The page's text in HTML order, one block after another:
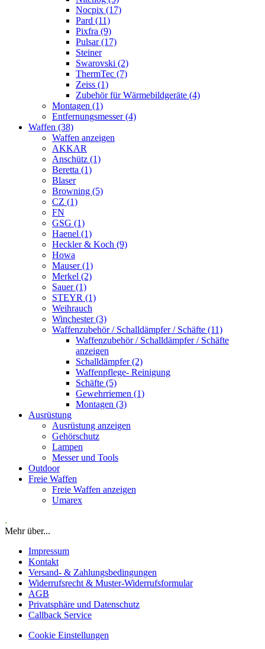
Nocpix (17)
Pard (11)
Pixfra (9)
Pulsar (17)
Steiner
Swarovski (2)
ThermTec (7)
Zeiss (1)
Zubehör für Wärmebildgeräte (4)
Montagen (1)
Entfernungsmesser (4)
Waffen (38)
Waffen anzeigen
AKKAR
Anschütz (1)
Beretta (1)
Blaser
Browning (5)
CZ (1)
FN
GSG (1)
Haenel (1)
Heckler & Koch (9)
Howa
Mauser (1)
Merkel (2)
Sauer (1)
STEYR (1)
Weihrauch
Winchester (3)
Waffenzubehör / Schalldämpfer / Schäfte (11)
Waffenzubehör / Schalldämpfer / Schäfte
anzeigen
Schalldämpfer (2)
Waffenpflege- Reinigung
Schäfte (5)
Gewehrriemen (1)
Montagen (3)
Ausrüstung
Ausrüstung anzeigen
Gehörschutz
Lampen
Messer und Tools
Outdoor
Freie Waffen
Freie Waffen anzeigen
Umarex
.
Mehr über...
Impressum
Kontakt
Versand- & Zahlungsbedingungen
Widerrufsrecht & Muster-Widerrufsformular
AGB
Privatsphäre und Datenschutz
Callback Service
Cookie Einstellungen